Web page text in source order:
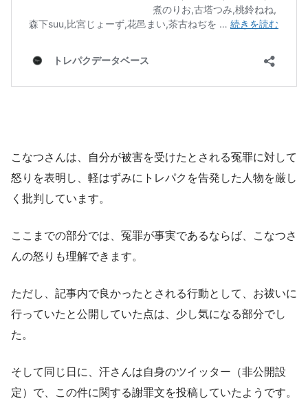
こなつさんは、自分が被害を受けたとされる冤罪に対して
怒りを表明し、軽はずみにトレパクを告発した人物を厳し
く批判しています。
ここまでの部分では、冤罪が事実であるならば、こなつさ
んの怒りも理解できます。
ただし、記事内で良かったとされる行動として、お祓いに
行っていたと公開していた点は、少し気になる部分でし
た。
そして同じ日に、汗さんは自身のツイッター（非公開設
定）で、この件に関する謝罪文を投稿していたようです。